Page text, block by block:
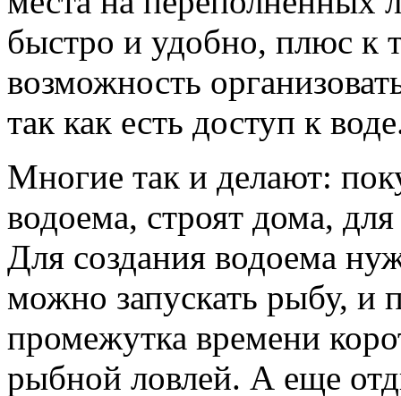
быстро и удобно, плюс к
возможность
так как есть доступ к
Многие так и делают:
водоема, строят дома,
Для создания водоема
можно запускать рыбу, и
промежутка времени
рыбной ловлей. А еще